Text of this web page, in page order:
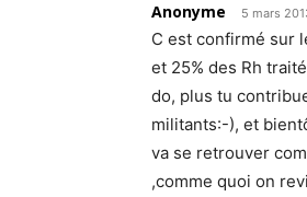
Anonyme 5 mars
C est confirmé sur
et 25% des Rh
do, plus tu
militants:-), et
va se retrouver
,comme quoi on